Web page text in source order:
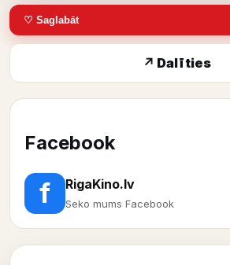
♡ Saglabāt
↗ Dalīties
Facebook
f RigaKino.lv
Seko mums Facebook